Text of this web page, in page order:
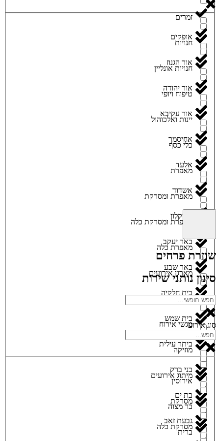
זמרים
חנויות
חנויות אונליין
טיפוח ויופי
יינות ואלכוהול
כלי כסף
מאפרת
מאפרת ומסרקת
מאפרת ומסרקת כלה
מאפרת כלה
מארגן אירועים
מגנטים
מגשי אירוח
מוזיקה
מיתוג אירועים
מסרקת
מסרקת כלה
אופקים
אור הגנוז
אור יהודה
אור עקיבא
אחיסמך
אלעד
אשדוד
אשקלון
באר יעקב
באר שבע
בית חלקיה
בית שמש
ביתר עילית
בני ברק
בת ים
גבעת זאב
שוזרת פרחים
סינון נותני שירות
סוג אירוע
אירוסין
בר מצוה
ברית